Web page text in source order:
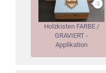
Holzkisten FARBE /
GRAVIERT -
Applikation